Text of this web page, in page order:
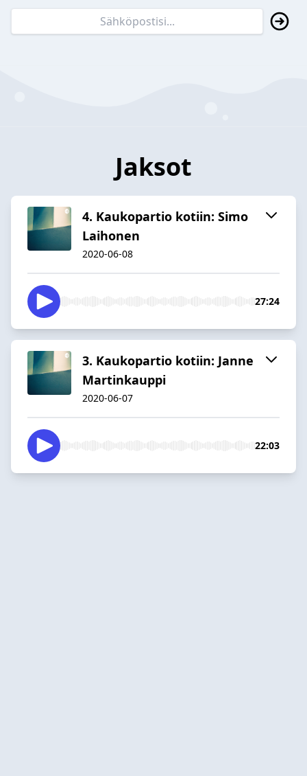
Jaksot
4. Kaukopartio kotiin: Simo
Laihonen
2020-06-08
27:24
3. Kaukopartio kotiin: Janne
Martinkauppi
2020-06-07
22:03